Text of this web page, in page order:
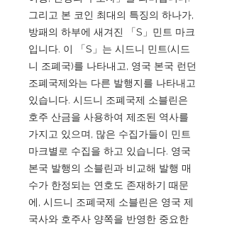
그리고 본 코인 최대의 특징의 하나가,
방패의 하부에 새겨진 「S」민트 마크
입니다. 이 「S」는 시드니 민트(시드
니 조폐국)를 나타내고, 영국 본국 런던
조폐국제와는 다른 발행지를 나타내고
있습니다. 시드니 조폐국제 소블린은
호주 산금을 사용하여 제조된 역사를
가지고 있으며, 많은 수집가들이 민트
마크별로 수집을 하고 있습니다. 영국
본국 발행의 소블린과 비교해 발행 매
수가 한정되는 연호도 존재하기 때문
에, 시드니 조폐국제 소블린은 영국 제
국사와 호주사 양쪽을 반영한 중요한